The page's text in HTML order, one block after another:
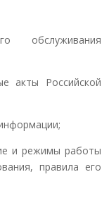
обслуживания
акты Российской
и режимы работы
правила его